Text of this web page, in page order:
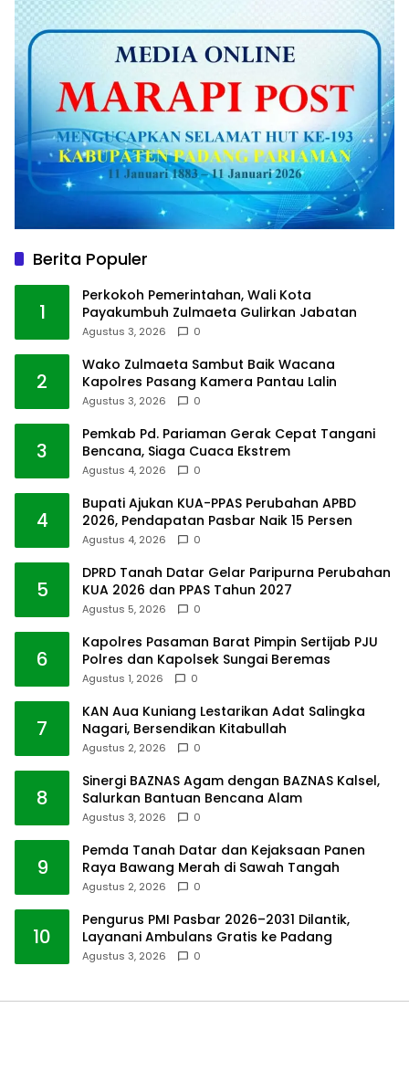
Berita Populer
1
Perkokoh Pemerintahan, Wali Kota
Payakumbuh Zulmaeta Gulirkan Jabatan
Agustus 3, 2026 0
2
Wako Zulmaeta Sambut Baik Wacana
Kapolres Pasang Kamera Pantau Lalin
Agustus 3, 2026 0
3
Pemkab Pd. Pariaman Gerak Cepat Tangani
Bencana, Siaga Cuaca Ekstrem
Agustus 4, 2026 0
4
Bupati Ajukan KUA-PPAS Perubahan APBD
2026, Pendapatan Pasbar Naik 15 Persen
Agustus 4, 2026 0
5
DPRD Tanah Datar Gelar Paripurna Perubahan
KUA 2026 dan PPAS Tahun 2027
Agustus 5, 2026 0
6
Kapolres Pasaman Barat Pimpin Sertijab PJU
Polres dan Kapolsek Sungai Beremas
Agustus 1, 2026 0
7
KAN Aua Kuniang Lestarikan Adat Salingka
Nagari, Bersendikan Kitabullah
Agustus 2, 2026 0
8
Sinergi BAZNAS Agam dengan BAZNAS Kalsel,
Salurkan Bantuan Bencana Alam
Agustus 3, 2026 0
9
Pemda Tanah Datar dan Kejaksaan Panen
Raya Bawang Merah di Sawah Tangah
Agustus 2, 2026 0
10
Pengurus PMI Pasbar 2026–2031 Dilantik,
Layanani Ambulans Gratis ke Padang
Agustus 3, 2026 0